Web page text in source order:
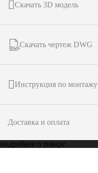
Скачать 3D модель
Скачать чертеж DWG
Инструкция по монтажу
Доставка и оплата
подробнее о товаре